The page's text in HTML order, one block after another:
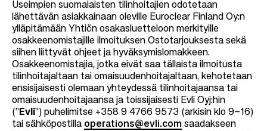
Useimpien suomalaisten tilinhoitajien odotetaan
lähettävän asiakkainaan oleville Euroclear Finland Oy:n
ylläpitämään Yhtiön osakasluetteloon merkityille
osakkeenomistajille ilmoituksen Ostotarjouksesta sekä
siihen liittyvät ohjeet ja hyväksymislomakkeen.
Osakkeenomistajia, jotka eivät saa tällaista ilmoitusta
tilinhoitajaltaan tai omaisuudenhoitajaltaan, kehotetaan
ensisijaisesti olemaan yhteydessä tilinhoitajaansa tai
omaisuudenhoitajaansa ja toissijaisesti Evli Oyj:hin
(”Evli”) puhelimitse +358 9 4766 9573 (arkisin klo 9–16)
tai sähköpostilla operations@evli.com saadakseen